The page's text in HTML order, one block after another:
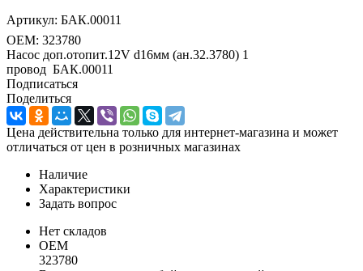
Артикул: БАК.00011
OEM: 323780
Насос доп.отопит.12V d16мм (ан.32.3780) 1
провод БАК.00011
Подписаться
Поделиться
Цена действительна только для интернет-магазина и может
отличаться от цен в розничных магазинах
Наличие
Характеристики
Задать вопрос
Нет складов
OEM
323780